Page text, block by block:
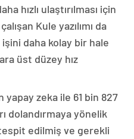
hızlı ulaştırılması için
Kule yazılımı da
daha kolay bir hale
üst düzey hız
zeka ile 61 bin 827
dolandırmaya yönelik
edilmiş ve gerekli